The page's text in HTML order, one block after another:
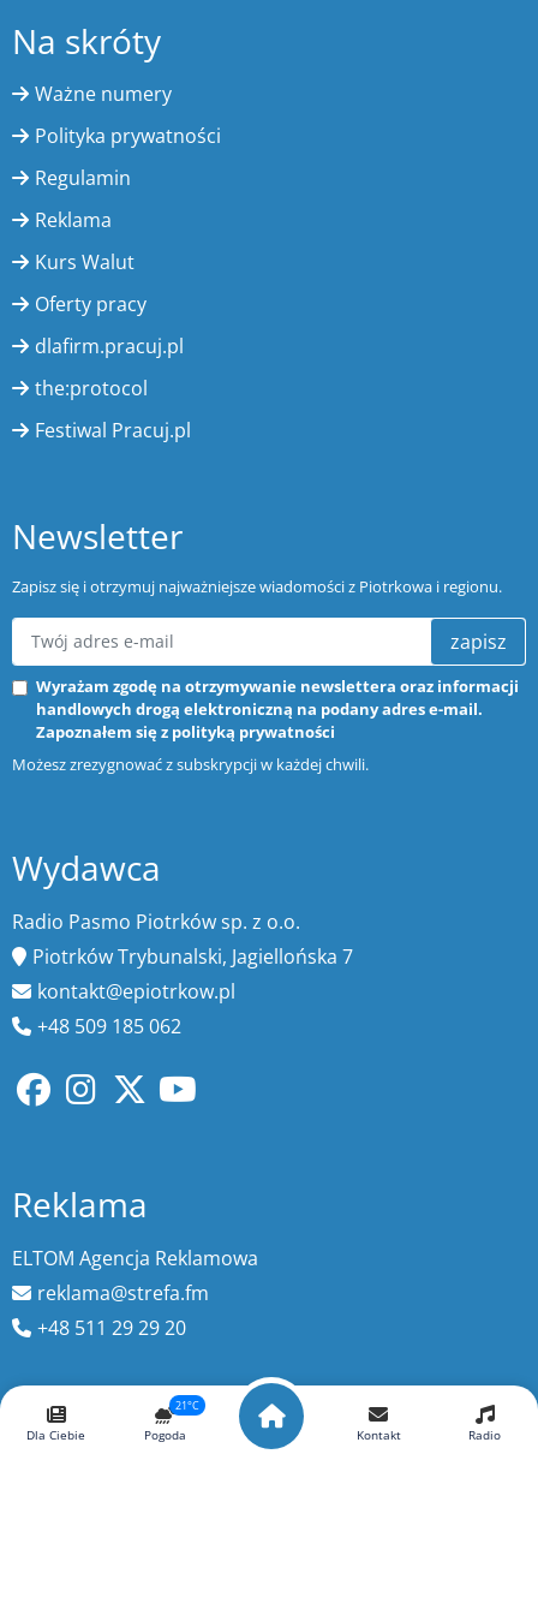
Na skróty
Ważne numery
Polityka prywatności
Regulamin
Reklama
Kurs Walut
Oferty pracy
dlafirm.pracuj.pl
the:protocol
Festiwal Pracuj.pl
Newsletter
Zapisz się i otrzymuj najważniejsze wiadomości z Piotrkowa i regionu.
zapisz
Wyrażam zgodę na otrzymywanie newslettera oraz informacji
handlowych drogą elektroniczną na podany adres e-mail.
Zapoznałem się z polityką prywatności
Możesz zrezygnować z subskrypcji w każdej chwili.
Wydawca
Radio Pasmo Piotrków sp. z o.o.
Piotrków Trybunalski, Jagiellońska 7
kontakt@epiotrkow.pl
+48 509 185 062
Reklama
ELTOM Agencja Reklamowa
reklama@strefa.fm
+48 511 29 29 20
Wyszukaj więcej
Dla Ciebie
21°C
Pogoda Kontakt Radio